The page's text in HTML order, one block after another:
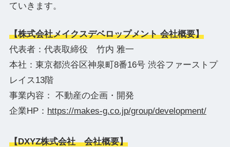
ていきます。
【株式会社メイクスデベロップメント 会社概要】
代表者：代表取締役 竹内 雅一
本社：東京都渋谷区神泉町8番16号 渋谷ファーストプ
レイス13階
事業内容： 不動産の企画・開発
企業HP： https://makes-g.co.jp/group/development/
【DXYZ株式会社 会社概要】